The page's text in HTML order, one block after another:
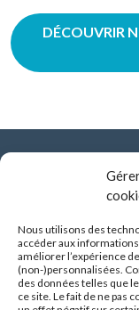
Nous utilisons des
accéder aux
améliorer l’expérience
(non-)personnalisées.
des données telles que
ce site. Le fait de ne pas
DÉCOUVRIR